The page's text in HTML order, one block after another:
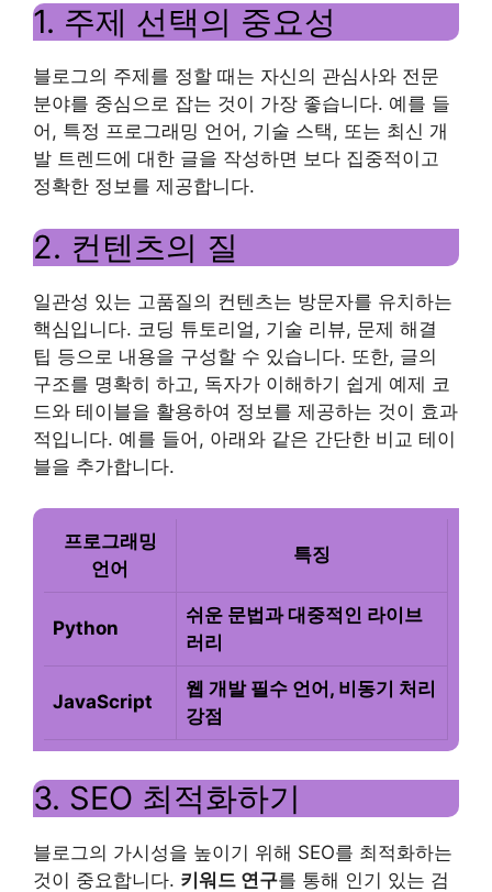
1. 주제 선택의 중요성
블로그의 주제를 정할 때는 자신의 관심사와 전문
분야를 중심으로 잡는 것이 가장 좋습니다. 예를 들
어, 특정 프로그래밍 언어, 기술 스택, 또는 최신 개
발 트렌드에 대한 글을 작성하면 보다 집중적이고
정확한 정보를 제공합니다.
2. 컨텐츠의 질
일관성 있는 고품질의 컨텐츠는 방문자를 유치하는
핵심입니다. 코딩 튜토리얼, 기술 리뷰, 문제 해결
팁 등으로 내용을 구성할 수 있습니다. 또한, 글의
구조를 명확히 하고, 독자가 이해하기 쉽게 예제 코
드와 테이블을 활용하여 정보를 제공하는 것이 효과
적입니다. 예를 들어, 아래와 같은 간단한 비교 테이
블을 추가합니다.
프로그래밍
언어
특징
Python
쉬운 문법과 대중적인 라이브
러리
JavaScript
웹 개발 필수 언어, 비동기 처리
강점
3. SEO 최적화하기
블로그의 가시성을 높이기 위해 SEO를 최적화하는
것이 중요합니다. 키워드 연구를 통해 인기 있는 검